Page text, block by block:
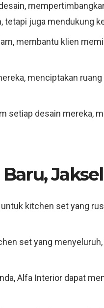
tetapi juga mendukung
membantu klien
menciptakan
setiap desain mereka,
Jaksel
kitchen set yang
set yang
Alfa Interior dapat